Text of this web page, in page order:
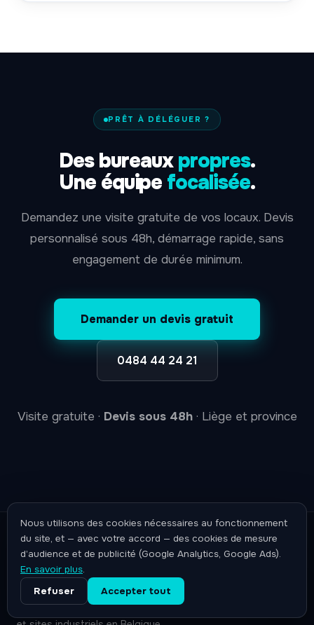
PRÊT À DÉLÉGUER ?
Des bureauxpropres.
Une équipe focalisée.
Demandez une visite gratuite de vos locaux. Devis
personnalisé sous 48h, démarrage rapide, sans
engagement de durée minimum.
Demander un devis gratuit
0484 44 24 21
Visite gratuite · Devis sous 48h· Liège et province
Service de nettoyage professionnel sur
mesure pour entreprises, commerces, hôtels
Nous utilisons des cookies nécessaires au fonctionnement
du site, et — avec votre accord — des cookies de mesure
d’audience et de publicité (Google Analytics, Google Ads).
En savoir plus.
Refuser
Accepter tout